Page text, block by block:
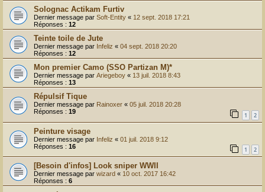
Solognac Actikam Furtiv
Dernier message par Soft-Entity « 12 sept. 2018 17:21
Réponses : 12
Teinte toile de Jute
Dernier message par Infeliz « 04 sept. 2018 20:20
Réponses : 12
Mon premier Camo (SSO Partizan M)*
Dernier message par Ariegeboy « 13 juil. 2018 8:43
Réponses : 13
Répulsif Tique
Dernier message par Rainoxer « 05 juil. 2018 20:28
Réponses : 19 1 2
Peinture visage
Dernier message par Infeliz « 01 juil. 2018 9:12
Réponses : 16 1 2
[Besoin d'infos] Look sniper WWII
Dernier message par wizard « 10 oct. 2017 16:42
Réponses : 6